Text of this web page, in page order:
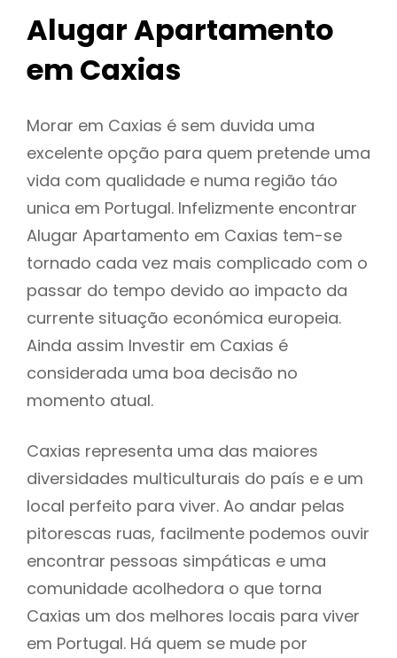
Alugar Apartamento
em Caxias
Morar em Caxias é sem duvida uma
excelente opção para quem pretende uma
vida com qualidade e numa região táo
unica em Portugal. Infelizmente encontrar
Alugar Apartamento em Caxias tem-se
tornado cada vez mais complicado com o
passar do tempo devido ao impacto da
currente situação económica europeia.
Ainda assim Investir em Caxias é
considerada uma boa decisão no
momento atual.
Caxias representa uma das maiores
diversidades multiculturais do país e e um
local perfeito para viver. Ao andar pelas
pitorescas ruas, facilmente podemos ouvir
encontrar pessoas simpáticas e uma
comunidade acolhedora o que torna
Caxias um dos melhores locais para viver
em Portugal. Há quem se mude por